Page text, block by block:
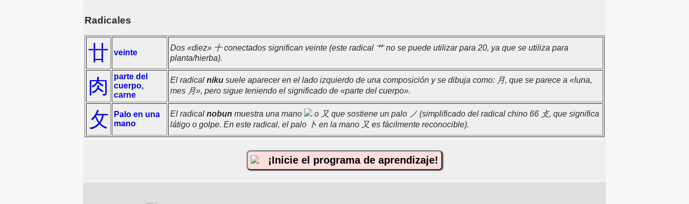
Radicales
廿 veinte
Dos «diez» 十 conectados significan veinte (este radical 艹 no se puede utilizar para 20, ya que se utiliza para
planta/hierba).
肉
parte del
cuerpo,
carne
El radical niku suele aparecer en el lado izquierdo de una composición y se dibuja como: 月, que se parece a «luna,
mes 月», pero sigue teniendo el significado de «parte del cuerpo».
攵
Palo en una
mano
El radical nobun muestra una mano
o 又 que sostiene un palo ノ (simplificado del radical chino 66 攴, que significa
látigo o golpe. En este radical, el palo 卜 en la mano 又 es fácilmente reconocible).
¡Inicie el programa de aprendizaje!